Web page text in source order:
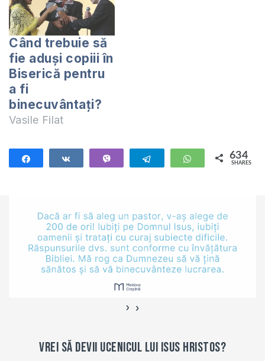
Când trebuie să
fie aduşi copiii în
Biserică pentru
a fi
binecuvântaţi?
Vasile Filat
Telegram WhatsApp
634
SHARES
‹ ›
Vrei să devii ucenicul lui Isus Hristos?